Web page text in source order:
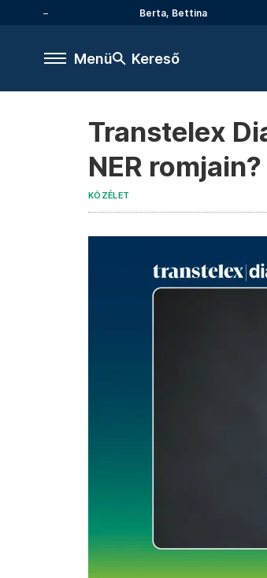
Berta, Bettina
Menü Kereső
Transtelex
NER romjain?
KÖZÉLET